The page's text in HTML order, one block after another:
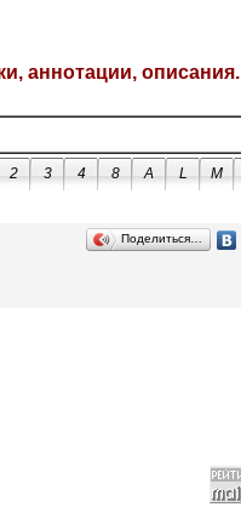
аннотации, описания.
2 3 4 8 A L M
Поделиться…